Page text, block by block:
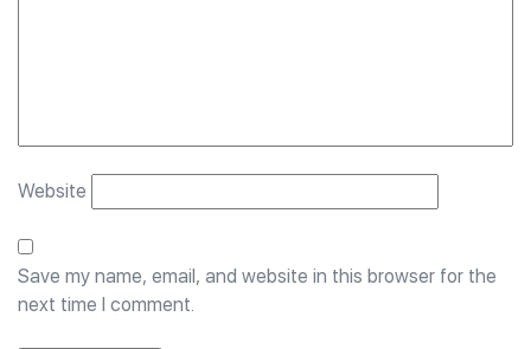
Website
Save my name, email, and website in this browser for the
next time I comment.